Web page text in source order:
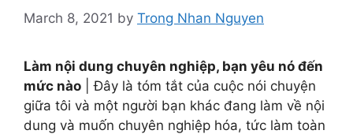
March 8, 2021 by Trong Nhan Nguyen
Làm nội dung chuyên nghiệp, bạn yêu nó đến
mức nào | Đây là tóm tắt của cuộc nói chuyện
giữa tôi và một người bạn khác đang làm về nội
dung và muốn chuyên nghiệp hóa, tức làm toàn